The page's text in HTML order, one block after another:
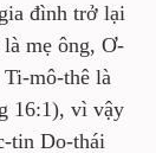
đình trở lại
mẹ ông, Ơ-
mô-thê là
16:1), vì vậy
tin Do-thái